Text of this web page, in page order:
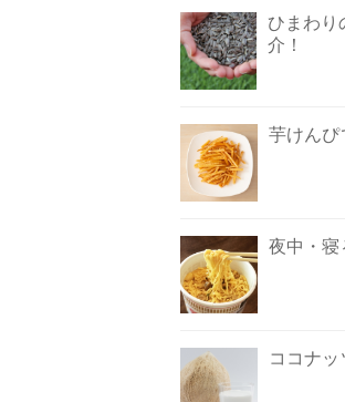
ひまわり
介！
芋けんぴ
夜中・寝
ココナ